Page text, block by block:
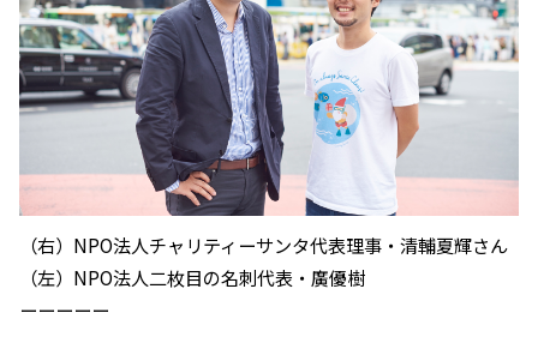
（右）NPO法人チャリティーサンタ代表理事・清輔夏輝さん
（左）NPO法人二枚目の名刺代表・廣優樹
ーーーーー